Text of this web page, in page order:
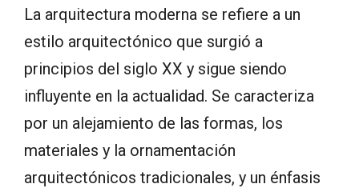
La arquitectura moderna se refiere a un
estilo arquitectónico que surgió a
principios del siglo XX y sigue siendo
influyente en la actualidad. Se caracteriza
por un alejamiento de las formas, los
materiales y la ornamentación
arquitectónicos tradicionales, y un énfasis